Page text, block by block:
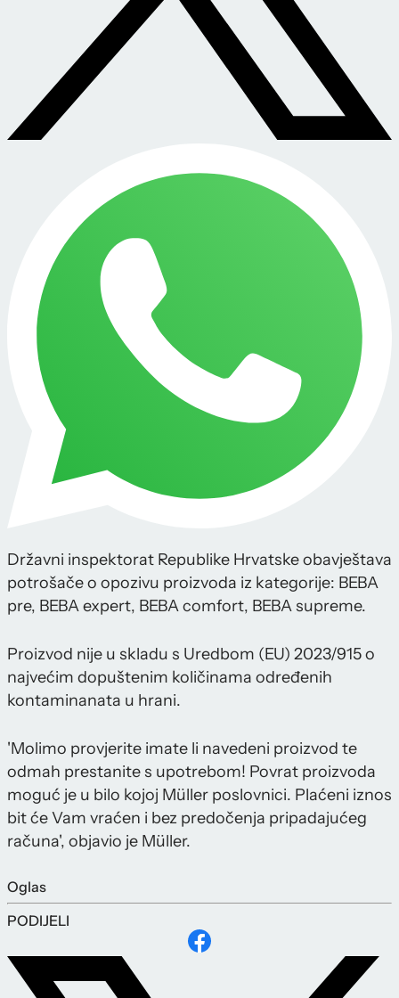
Državni inspektorat Republike Hrvatske obavještava
potrošače o opozivu proizvoda iz kategorije: BEBA
pre, BEBA expert, BEBA comfort, BEBA supreme.
Proizvod nije u skladu s Uredbom (EU) 2023/915 o
najvećim dopuštenim količinama određenih
kontaminanata u hrani.
'Molimo provjerite imate li navedeni proizvod te
odmah prestanite s upotrebom! Povrat proizvoda
moguć je u bilo kojoj Müller poslovnici. Plaćeni iznos
bit će Vam vraćen i bez predočenja pripadajućeg
računa', objavio je Müller.
Oglas
PODIJELI